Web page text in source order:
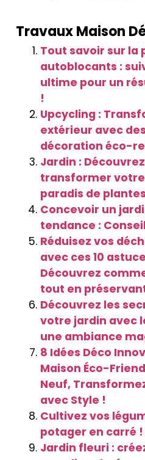
Travaux Maison
Tout savoir sur la
autoblocants :
ultime pour un
!
Upcycling :
extérieur avec
décoration éco-
Jardin :
transformer votre
paradis de
Concevoir un
tendance :
Réduisez vos
avec ces 10
Découvrez
tout en
Découvrez les
votre jardin avec
une ambiance
8 Idées Déco
Maison Éco-
Neuf,
avec Style !
Cultivez vos
potager en carré !
Jardin fleuri :